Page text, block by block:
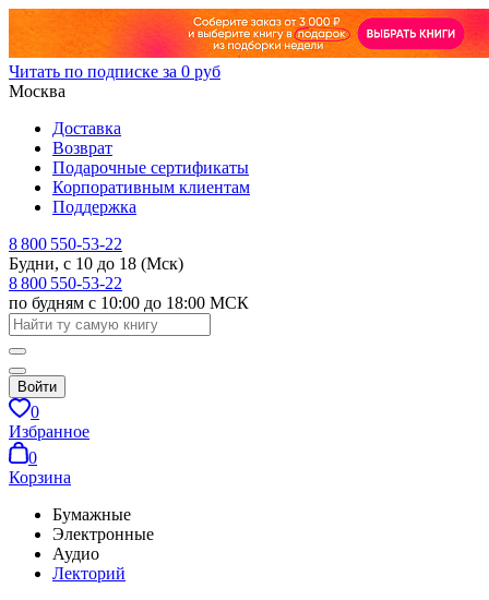
Читать по подписке за 0 руб
Москва
Доставка
Возврат
Подарочные сертификаты
Корпоративным клиентам
Поддержка
8 800 550-53-22
Будни, с 10 до 18 (Мск)
8 800 550-53-22
по будням с 10:00 до 18:00 МСК
Войти
0
Избранное
0
Корзина
Бумажные
Электронные
Аудио
Лекторий